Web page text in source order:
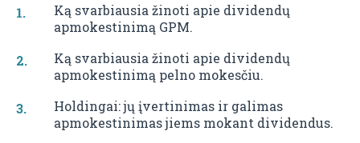
Ką svarbiausia žinoti apie dividendų
apmokestinimą GPM.
Ką svarbiausia žinoti apie dividendų
apmokestinimą pelno mokesčiu.
Holdingai: jų įvertinimas ir galimas
apmokestinimas jiems mokant dividendus.